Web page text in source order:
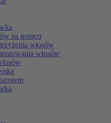
na gorąco
włosów
włosów